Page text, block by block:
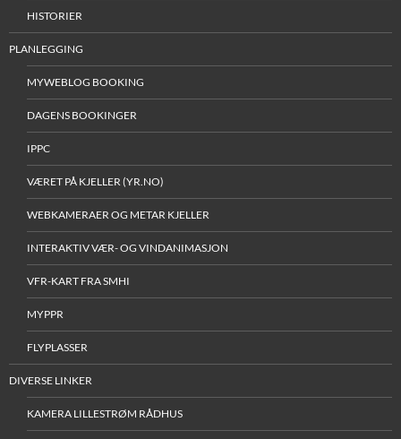
HISTORIER
PLANLEGGING
MYWEBLOG BOOKING
DAGENS BOOKINGER
IPPC
VÆRET PÅ KJELLER (YR.NO)
WEBKAMERAER OG METAR KJELLER
INTERAKTIV VÆR- OG VINDANIMASJON
VFR-KART FRA SMHI
MYPPR
FLYPLASSER
DIVERSE LINKER
KAMERA LILLESTRØM RÅDHUS